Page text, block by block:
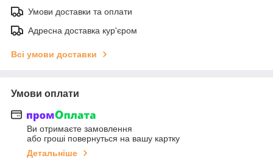
Умови доставки та оплати
Адресна доставка кур'єром
Всі умови доставки
Умови оплати
Ви отримаєте замовлення
або гроші повернуться на вашу картку
Детальніше